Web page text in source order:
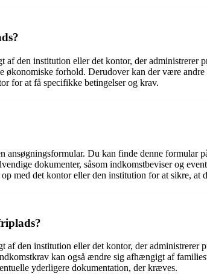
den institution eller det kontor, der
forhold. Derudover kan der være
for at få specifikke betingelser og krav.
Du kan finde denne formular
dokumenter, såsom indkomstbeviser og
med det kontor eller den institution for at sikre, at
den institution eller det kontor, der
kan også ændre sig afhængigt af
yderligere dokumentation, der kræves.